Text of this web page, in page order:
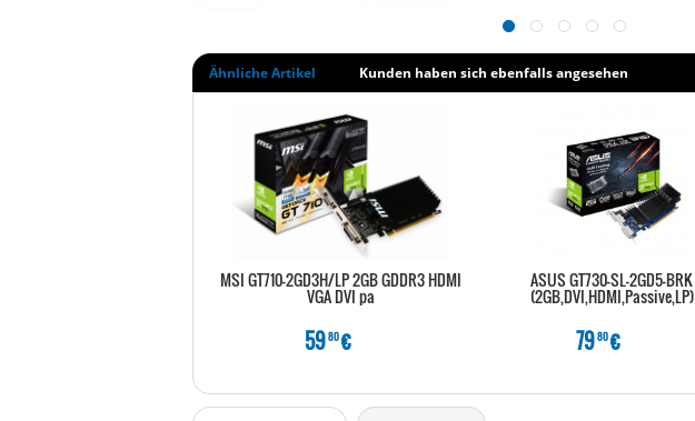
Ähnliche Artikel Kunden haben sich ebenfalls angesehen
MSI GT710-2GD3H/LP 2GB GDDR3 HDMI
VGA DVI pa
5980€
ASUS GT730-SL-2GD5-BRK
(2GB,DVI,HDMI,Passive,LP)
7980€